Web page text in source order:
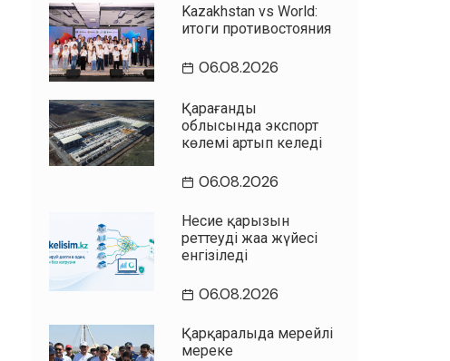
Kazakhstan vs World:
итоги противостояния
06.08.2026
Қарағанды
облысында экспорт
көлемі артып келеді
06.08.2026
Несие қарызын
реттеудің жаңа жүйесі
енгізіледі
06.08.2026
Қарқаралыда мерейлі
мереке